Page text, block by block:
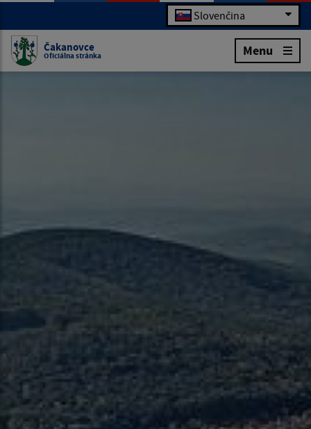
Slovenčina
Čakanovce
Oficiálna stránka Menu